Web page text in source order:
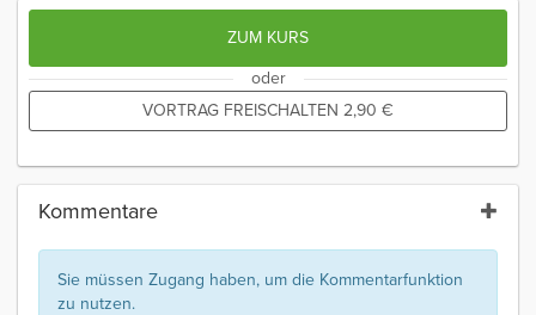
ZUM KURS
oder
VORTRAG FREISCHALTEN 2,90 €
Kommentare
Sie müssen Zugang haben, um die Kommentarfunktion
zu nutzen.